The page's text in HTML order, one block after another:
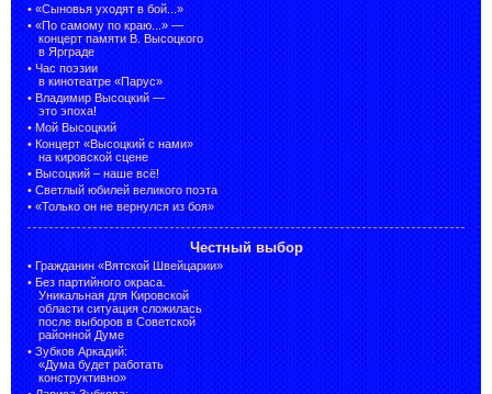
• «Сыновья уходят в бой...»
• «По самому по краю...» —
концерт памяти В. Высоцкого
в Ярграде
• Час поэзии
в кинотеатре «Парус»
• Владимир Высоцкий —
это эпоха!
• Мой Высоцкий
• Концерт «Высоцкий с нами»
на кировской сцене
• Высоцкий – наше всё!
• Светлый юбилей великого поэта
• «Только он не вернулся из боя»
Честный выбор
• Гражданин «Вятской Швейцарии»
• Без партийного окраса.
Уникальная для Кировской
области ситуация сложилась
после выборов в Советской
районной Думе
• Зубков Аркадий:
«Дума будет работать
конструктивно»